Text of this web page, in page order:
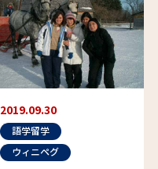
2019.09.30
語学留学
ウィニペグ